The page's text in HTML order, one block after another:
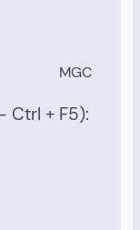
MGC
Ctrl + F5):